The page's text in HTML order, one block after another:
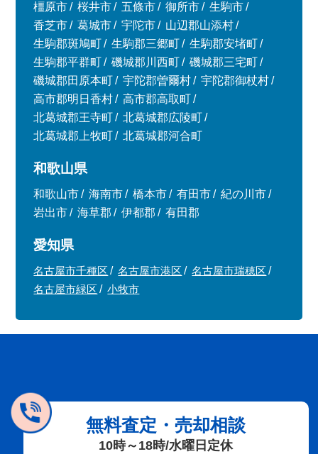
橿原市
桜井市 五條市 御所市
生駒市
香芝市
葛城市 宇陀市
山辺郡山添村
生駒郡斑鳩町
生駒郡三郷町
生駒郡安堵町
生駒郡平群町
磯城郡川西町
磯城郡三宅町
磯城郡田原本町
宇陀郡曽爾村
宇陀郡御杖村
高市郡明日香村
高市郡高取町
北葛城郡王寺町
北葛城郡広陵町
北葛城郡上牧町
北葛城郡河合町
和歌山県
和歌山市 海南市 橋本市 有田市
紀の川市
岩出市
海草郡 伊都郡 有田郡
愛知県
名古屋市千種区 名古屋市港区
名古屋市瑞穂区
名古屋市緑区
小牧市
無料査定・売却相談
10時～18時/水曜日定休